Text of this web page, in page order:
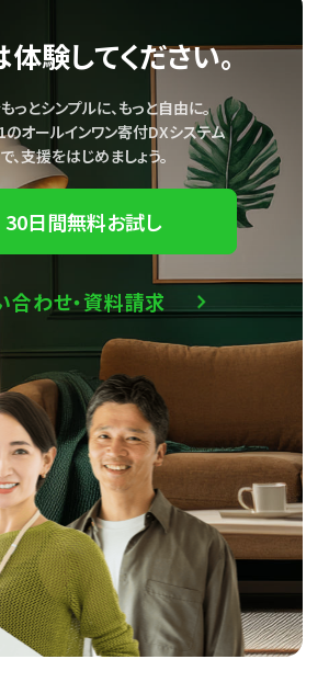
体験してください。
っとシンプルに、もっと自由に。
オールインワン寄付DXシステム
で、支援をはじめましょう。
30日間無料お試し
合わせ・資料請求